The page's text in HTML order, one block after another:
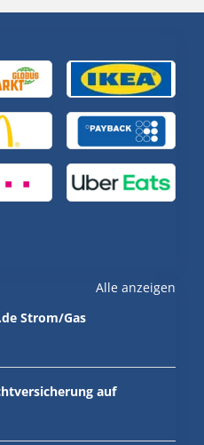
Alle anzeigen
Strom/Gas
auf